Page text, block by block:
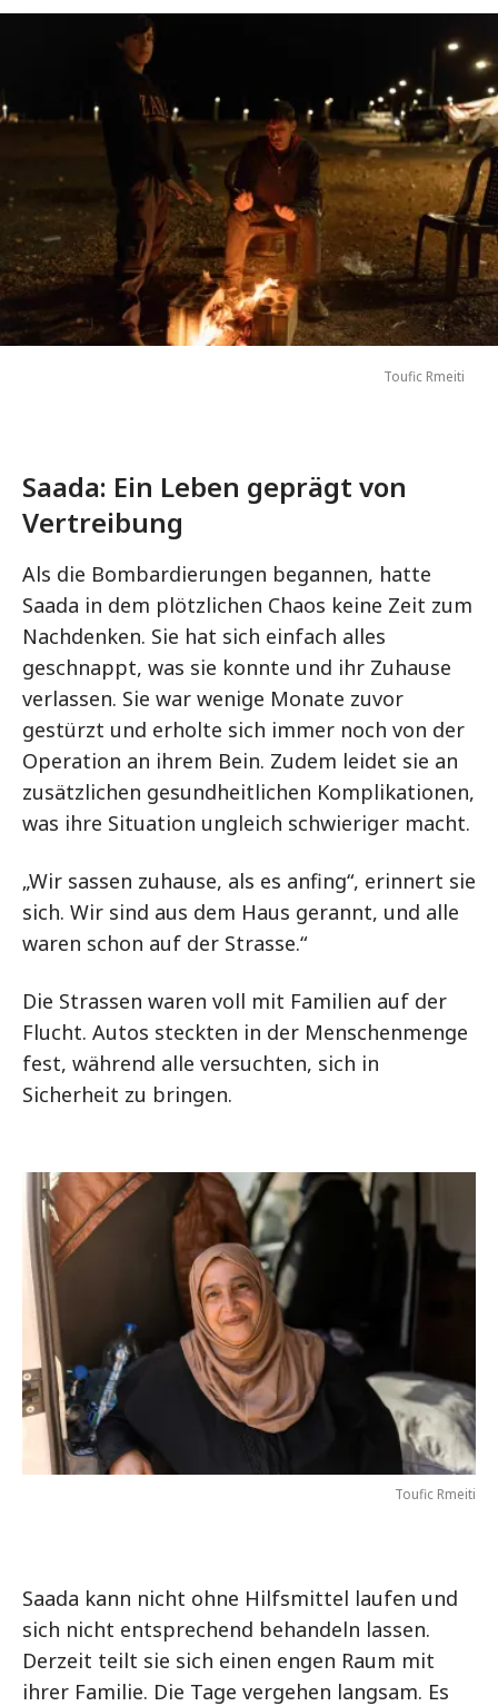
Toufic Rmeiti
Saada: Ein Leben geprägt von
Vertreibung
Als die Bombardierungen begannen, hatte
Saada in dem plötzlichen Chaos keine Zeit zum
Nachdenken. Sie hat sich einfach alles
geschnappt, was sie konnte und ihr Zuhause
verlassen. Sie war wenige Monate zuvor
gestürzt und erholte sich immer noch von der
Operation an ihrem Bein. Zudem leidet sie an
zusätzlichen gesundheitlichen Komplikationen,
was ihre Situation ungleich schwieriger macht.
„Wir sassen zuhause, als es anfing“, erinnert sie
sich. Wir sind aus dem Haus gerannt, und alle
waren schon auf der Strasse.“
Die Strassen waren voll mit Familien auf der
Flucht. Autos steckten in der Menschenmenge
fest, während alle versuchten, sich in
Sicherheit zu bringen.
Toufic Rmeiti
Saada kann nicht ohne Hilfsmittel laufen und
sich nicht entsprechend behandeln lassen.
Derzeit teilt sie sich einen engen Raum mit
ihrer Familie. Die Tage vergehen langsam. Es